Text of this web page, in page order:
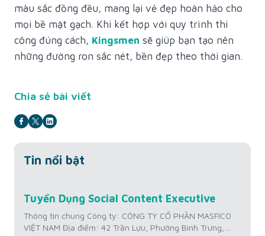
màu sắc đồng đều, mang lại vẻ đẹp hoàn hảo cho
mọi bề mặt gạch. Khi kết hợp với quy trình thi
công đúng cách, Kingsmen sẽ giúp bạn tạo nên
những đường ron sắc nét, bền đẹp theo thời gian.
Chia sẻ bài viết
Tin nổi bật
22
Tuyển Dụng Social Content Executive
Thông tin chung Công ty: CÔNG TY CỔ PHẦN MASFICO
VIỆT NAM Địa điểm: 42 Trần Lựu, Phường Bình Trưng,